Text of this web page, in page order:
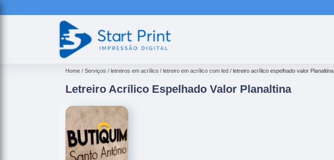
Home Serviços letreiros em acrílico letreiro em acrílico com led letreiro acrílico espelhado valor Planaltina
Letreiro Acrílico Espelhado Valor Planaltina